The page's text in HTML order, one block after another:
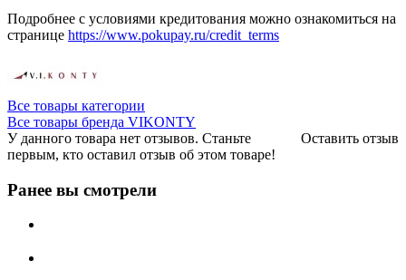
Подробнее с условиями кредитования можно ознакомиться на
странице https://www.pokupay.ru/credit_terms
Все товары категории
Все товары бренда VIKONTY
Оставить отзыв
У данного товара нет отзывов. Станьте
первым, кто оставил отзыв об этом товаре!
Ранее вы смотрели